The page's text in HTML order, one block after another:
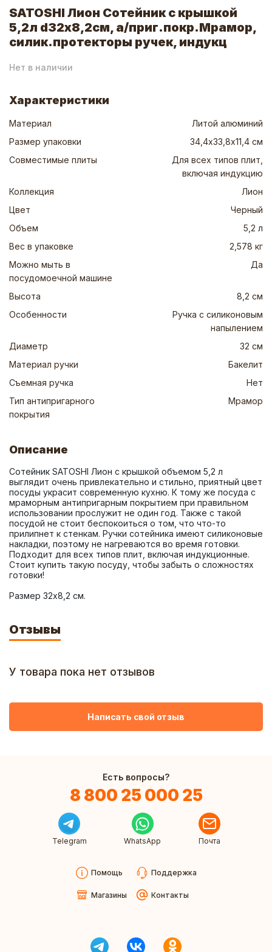
SATOSHI Лион Сотейник с крышкой
5,2л d32х8,2см, а/приг.покр.Мрамор,
силик.протекторы ручек, индукц
Нет в наличии
Характеристики
Материал
Литой алюминий
Размер упаковки
34,4х33,8х11,4 см
Совместимые плиты
Для всех типов плит,
включая индукцию
Коллекция
Лион
Цвет
Черный
Объем
5,2 л
Вес в упаковке
2,578 кг
Можно мыть в
посудомоечной машине
Да
Высота
8,2 см
Особенности
Ручка с силиконовым
напылением
Диаметр
32 см
Материал ручки
Бакелит
Съемная ручка
Нет
Тип антипригарного
покрытия
Мрамор
Описание
Сотейник SATOSHI Лион с крышкой объемом 5,2 л
выглядит очень привлекательно и стильно, приятный цвет
посуды украсит современную кухню. К тому же посуда с
мраморным антипригарным покрытием при правильном
использовании прослужит не один год. Также с такой
посудой не стоит беспокоиться о том, что что-то
прилипнет к стенкам. Ручки сотейника имеют силиконовые
накладки, поэтому не нагреваются во время готовки.
Подходит для всех типов плит, включая индукционные.
Стоит купить такую посуду, чтобы забыть о сложностях
Размер 32х8,2 см.
Отзывы
У товара пока нет отзывов
Написать свой отзыв
Есть вопросы?
8 800 25 000 25
Telegram WhatsApp Почта
Помощь Поддержка
Магазины Контакты